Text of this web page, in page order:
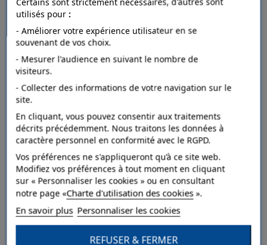
Détails
Ajouter au comparateur
utilisés pour :
- Améliorer votre expérience utilisateur en se
souvenant de vos choix.
- Mesurer l'audience en suivant le nombre de
visiteurs.
- Collecter des informations de votre navigation sur le
site.
En cliquant, vous pouvez consentir aux traitements
décrits précédemment. Nous traitons les données à
caractère personnel en conformité avec le RGPD.
Vos préférences ne s'appliqueront qu’à ce site web.
Modifiez vos préférences à tout moment en cliquant
sur « Personnaliser les cookies » ou en consultant
notre page «Charte d'utilisation des cookies».
En savoir plus Personnaliser les cookies
REFUSER & FERMER